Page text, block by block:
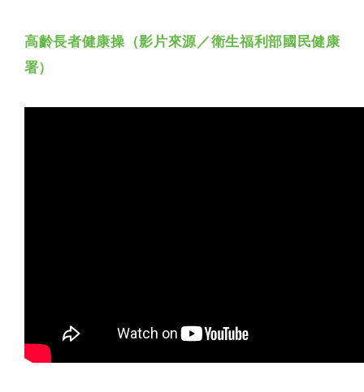
高齡長者健康操（影片來源／衛生福利部國民健康
署）